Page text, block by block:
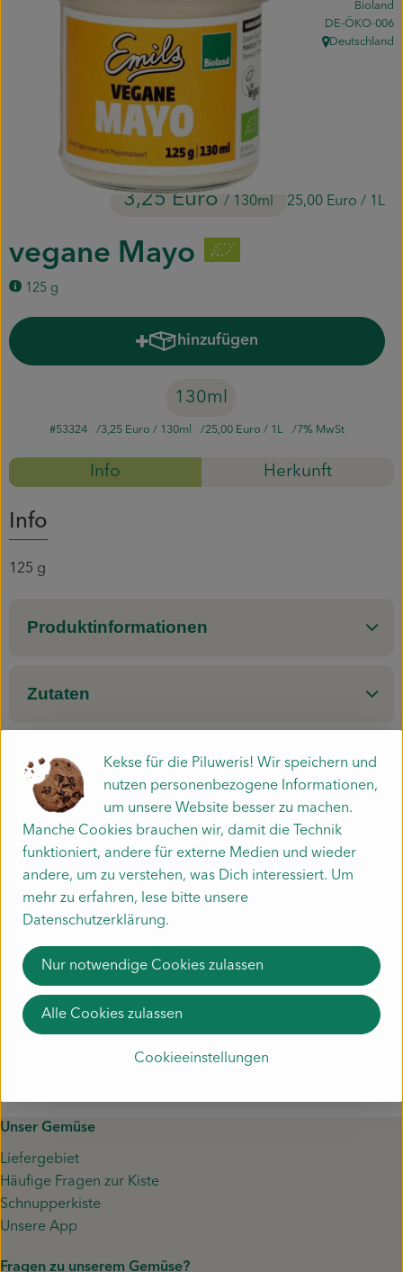
Piluweri im Glas
Blumensträuße
Backwaren
Gärtnerei
Genossenschaft
vegane Mayo
125 g
3,25 Euro / 130ml 25,00 Euro / 1L
Bioland
, Kontrollstelle:
DE-ÖKO-006
, Herkunft:
Deutschland
hinzufügen
Produkt zum Warenkorb
130ml
#53324 3,25 Euro / 130ml 25,00 Euro / 1L 7% MwSt
Info Herkunft
Info
125 g
Produktinformationen
Zutaten
Nährwert-Info
Herkunft
Hersteller: EMS
Deutschland
Emils Biomanufaktur
Unser Gemüse
Liefergebiet
Häufige Fragen zur Kiste
Schnupperkiste
Unsere App
Fragen zu unserem Gemüse?
Kekse für die Piluweris! Wir speichern und
nutzen personenbezogene Informationen,
um unsere Website besser zu machen.
Manche Cookies brauchen wir, damit die Technik
funktioniert, andere für externe Medien und wieder
andere, um zu verstehen, was Dich interessiert. Um
mehr zu erfahren, lese bitte unsere
Datenschutzerklärung.
Cookieeinstellungen
Nur notwendige Cookies zulassen
Alle Cookies zulassen